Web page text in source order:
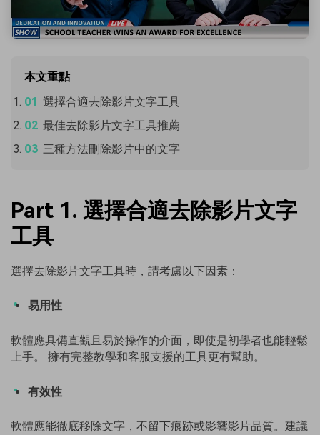
本文重點
選擇合適去除影片文字工具
最佳去除影片文字工具推薦
三種方法刪除影片中的文字
Part 1. 選擇合適去除影片文字
工具
選擇去除影片文字工具時，請考慮以下因素：
易用性
軟體應具備直觀且易於操作的介面，即使是初學者也能輕鬆
上手。 擁有完整教學和客服支援的工具更有幫助。
有效性
軟體應能徹底移除文字，不留下痕跡或影響影片品質。建議